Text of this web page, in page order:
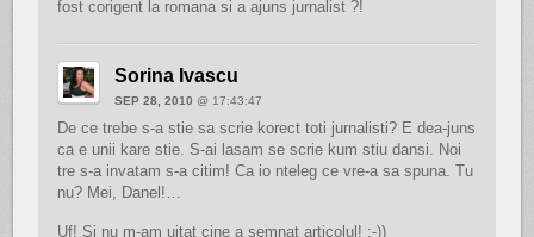
fost corigent la romana si a ajuns jurnalist ?!
Sorina Ivascu
SEP 28, 2010 @ 17:43:47
De ce trebe s-a stie sa scrie korect toti jurnalisti? E dea-juns
ca e unii kare stie. S-ai lasam se scrie kum stiu dansi. Noi
tre s-a invatam s-a citim! Ca io nteleg ce vre-a sa spuna. Tu
nu? Mei, Danel!…
Uf! Si nu m-am uitat cine a semnat articolul! :-))